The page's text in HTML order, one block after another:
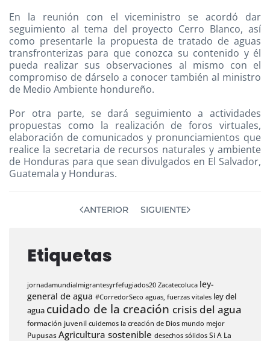
En la reunión con el viceministro se acordó dar
seguimiento al tema del proyecto Cerro Blanco, así
como presentarle la propuesta de tratado de aguas
transfronterizas para que conozca su contenido y él
pueda realizar sus observaciones al mismo con el
compromiso de dárselo a conocer también al ministro
de Medio Ambiente hondureño.
Por otra parte, se dará seguimiento a actividades
propuestas como la realización de foros virtuales,
elaboración de comunicados y pronunciamientos que
realice la secretaria de recursos naturales y ambiente
de Honduras para que sean divulgados en El Salvador,
Guatemala y Honduras.
ANTERIOR SIGUIENTE
Etiquetas
jornadamundialmigrantesyrfefugiados20 Zacatecoluca ley-
general de agua #CorredorSeco aguas, fuerzas vitales ley del
agua cuidado de la creación crisis del agua
formación juvenil cuidemos la creación de Dios mundo mejor
PupusasAgricultura sostenible desechos sólidos Si A La